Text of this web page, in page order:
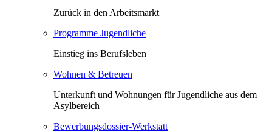
Zurück in den Arbeitsmarkt
Programme Jugendliche
Einstieg ins Berufsleben
Wohnen & Betreuen
Unterkunft und Wohnungen für Jugendliche aus dem
Asylbereich
Bewerbungsdossier-Werkstatt